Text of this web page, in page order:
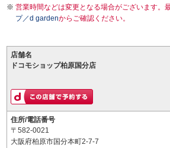
営業時間などは変更となる場合がございます。
プ／d gardenからご確認ください。
店舗名
ドコモショップ柏原国分店
住所/電話番号
〒582-0021
大阪府柏原市国分本町2-7-7